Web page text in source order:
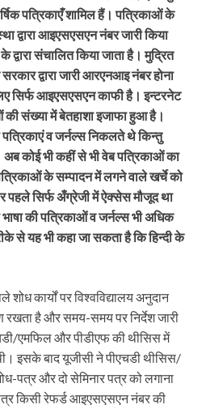
पत्रिकाएँ शामिल हैं। पत्रिकाओं के
द्वारा आइएसएसएन नंबर जारी किया
संचालित किया जाता है। मुद्रित
द्वारा जारी आरएनआइ नंबर होना
सिर्फ आइएसएसएन काफी है। इन्टरनेट
संख्या में बेतहाशा इजाफा हुआ है।
व जर्नल्स निकलते थे किन्तु
कोई भी कहीं से भी वेब पत्रिकाओं का
के सम्पादन में लगने वाले खर्चे को
पहले सिर्फ अँग्रेजी में ऐक्सेस मौजूद था
की पत्रिकाओं व जर्नल्स भी अधिक
से यह भी कहा जा सकता है कि हिन्दी के
शोध कार्यों पर विश्‍वविद्यालय अनुदान
है और समय-समय पर निर्देश जारी
एमफिल और पीडीएफ की थीसिस में
इसके बाद यूजीसी ने पीएचडी थीसिस/
पत्र और दो सेमिनार पत्र को लगाना
किसी रेफर्ड आइएसएसएन नंबर की